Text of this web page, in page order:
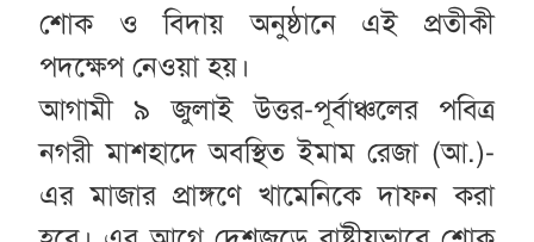
শোক ও বিদায় অনুষ্ঠানে এই প্রতীকী
পদক্ষেপ নেওয়া হয়।
আগামী ৯ জুলাই উত্তর-পূর্বাঞ্চলের পবিত্র
নগরী মাশহাদে অবস্থিত ইমাম রেজা (আ.)-
এর মাজার প্রাঙ্গণে খামেনিকে দাফন করা